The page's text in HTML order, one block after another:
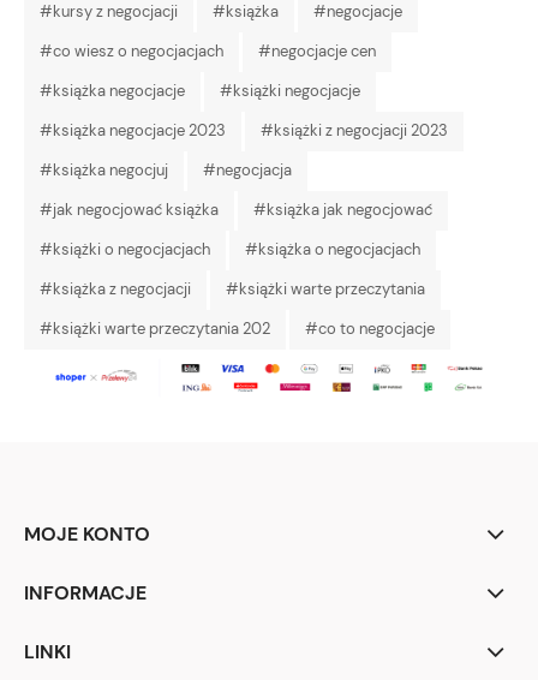
#kursy z negocjacji
#książka
#negocjacje
#co wiesz o negocjacjach
#negocjacje cen
#książka negocjacje
#książki negocjacje
#książka negocjacje 2023
#książki z negocjacji 2023
#książka negocjuj
#negocjacja
#jak negocjować książka
#książka jak negocjować
#książki o negocjacjach
#książka o negocjacjach
#książka z negocjacji
#książki warte przeczytania
#książki warte przeczytania 202
#co to negocjacje
MOJE KONTO
INFORMACJE
LINKI